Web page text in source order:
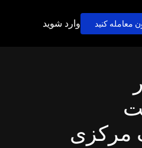
معامله کنید وارد شوید
مرکزی